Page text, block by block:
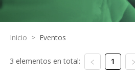
Inicio > Eventos
3 elementos en total: 1